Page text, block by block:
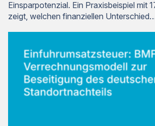
Einsparpotenzial. Ein Praxisbeispiel mit
zeigt, welchen finanziellen